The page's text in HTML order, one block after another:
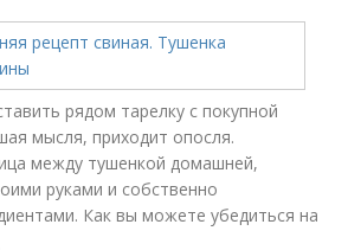
рядом тарелку с покупной
мысля, приходит опосля.
между тушенкой домашней,
руками и собственно
Как вы можете убедиться на